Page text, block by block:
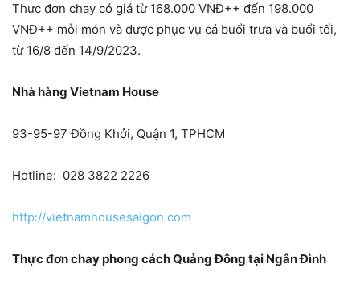
Thực đơn chay có giá từ 168.000 VNĐ++ đến 198.000
VNĐ++ mỗi món và được phục vụ cả buổi trưa và buổi tối,
từ 16/8 đến 14/9/2023.
Nhà hàng Vietnam House
93-95-97 Đồng Khởi, Quận 1, TPHCM
Hotline: 028 3822 2226
http://vietnamhousesaigon.com
Thực đơn chay phong cách Quảng Đông tại Ngân Đình